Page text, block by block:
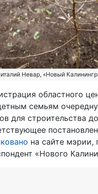
Невар, «Новый
областного
семьям
для строительства
на сайте мэрии,
«Нового